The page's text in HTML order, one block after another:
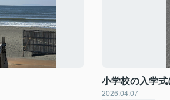
小学校の入学式
2026.04.07